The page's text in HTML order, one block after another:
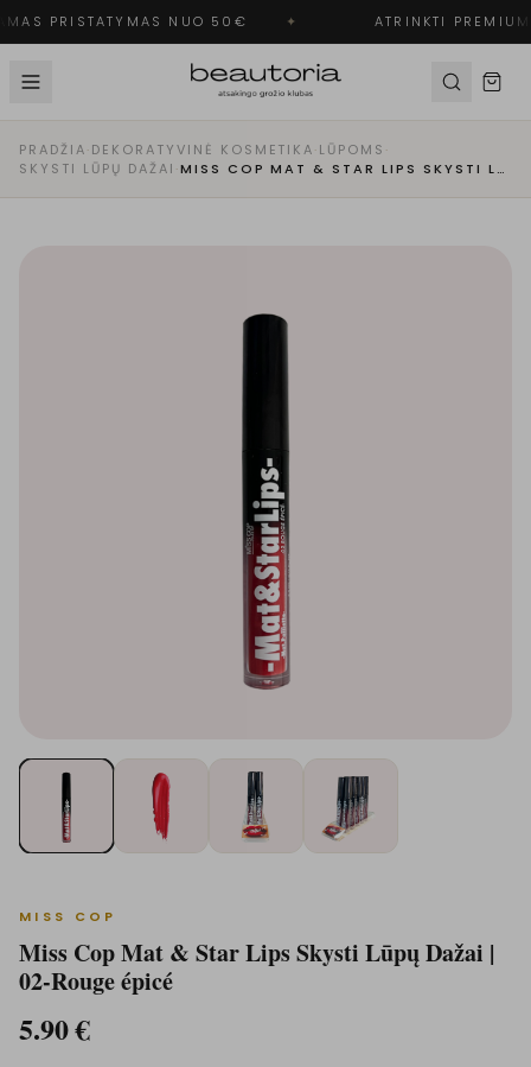
PRISTATYMAS NUO 50€ ✦ ATRINKTI
PRADŽIA·DEKORATYVINĖ KOSMETIKA·LŪPOMS ·
SKYSTI LŪPŲ DAŽAI · MISS COP MAT & STAR LIPS SKYSTI LŪPŲ DAŽAI | 02-ROUGE ÉPICÉ
MISS COP
Miss Cop Mat & Star Lips Skysti Lūpų Dažai |
02-Rouge épicé
5.90€